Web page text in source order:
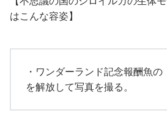
はこんな容姿】
・ワンダーランド記念報酬魚の
を解放して写真を撮る。